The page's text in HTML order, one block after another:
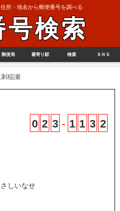
所・地名から郵便番号を調べる
号検索
郵便局 最寄り駅 検索 ＳＮＳ
稲瀬
0 2 3 - 1 1 3 2
しいなせ